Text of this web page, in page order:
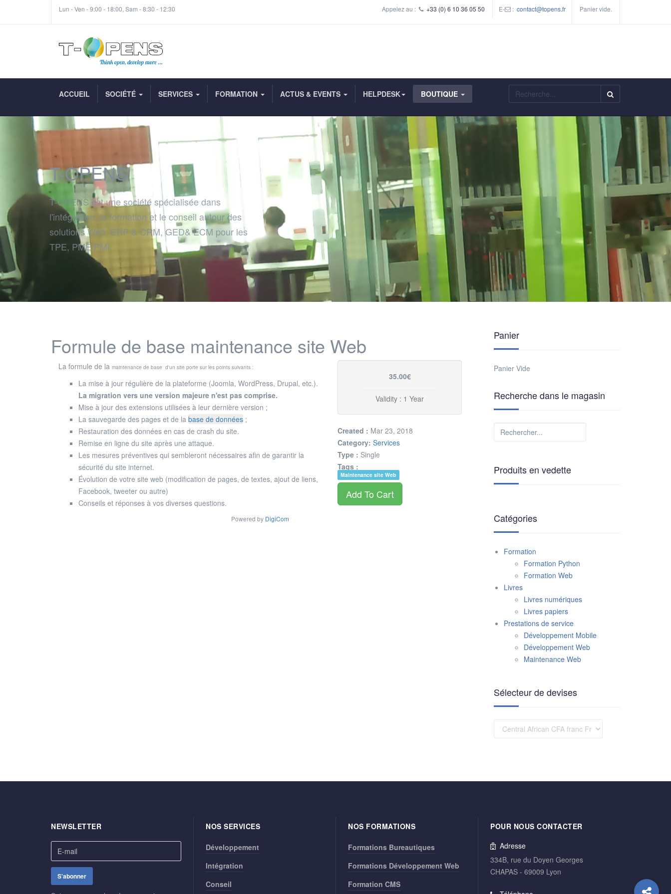
Lun - Ven - 9:00 - 18:00, Sam - 8:30 - 12:30 Appelez au : +33 (0) 6 10 36 05 50 E- : contact@topens.fr Panier vide.
ACCUEIL SOCIÉTÉ SERVICES FORMATION ACTUS & EVENTS HELPDESK BOUTIQUE Rechercher
T-OPENS
T-OPENS est une société spécialisée dans
l'intégration, la formation et le conseil autour des
solutions Web, ERP & CRM, GED& ECM pour les
TPE, PME/PMI.
Formule de base maintenance site Web
La formule de la maintenance de base d'un site porte sur les points suivants :
La mise à jour régulière de la plateforme (Joomla, WordPress, Drupal, etc.).
La migration vers une version majeure n'est pas comprise.
Mise à jour des extensions utilisées à leur dernière version ;
La sauvegarde des pages et de la base de données ;
Restauration des données en cas de crash du site.
Remise en ligne du site après une attaque.
Les mesures préventives qui sembleront nécessaires afin de garantir la
sécurité du site internet.
Évolution de votre site web (modification de pages, de textes, ajout de liens,
Facebook, tweeter ou autre)
Conseils et réponses à vos diverses questions.
35.00€
Validity : 1 Year
Created : Mar 23, 2018
Category: Services
Type : Single
Tags :
Maintenance site Web
Add To Cart
Powered by DigiCom
Panier
Panier Vide
Recherche dans le magasin
Produits en vedette
Catégories
Formation
Formation Python
Formation Web
Livres
Livres numériques
Livres papiers
Prestations de service
Développement Mobile
Développement Web
Maintenance Web
Sélecteur de devises
NEWSLETTER NOS SERVICES
Développement
Intégration
Conseil
NOS FORMATIONS
Formations Bureautiques
Formations Développement Web
Formation CMS
POUR NOUS CONTACTER
Adresse
334B, rue du Doyen Georges
CHAPAS - 69009 Lyon